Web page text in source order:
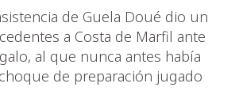
de Guela Doué dio un
a Costa de Marfil ante
al que nunca antes había
de preparación jugado